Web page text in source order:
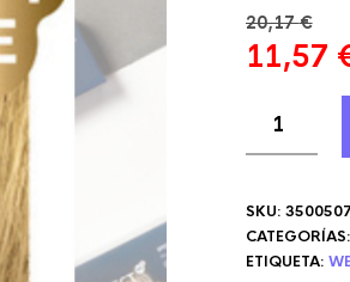
20,17€
El
original
era:
11,57
SKU: 3500507
CATEGORÍAS:
ETIQUETA: